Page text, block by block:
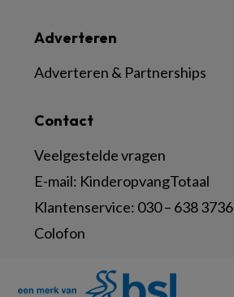
Contact
Veelgestelde vragen
E-mail: KinderopvangTotaal
Klantenservice: 030 – 638 3736
Colofon
Adverteren
Adverteren & Partnerships